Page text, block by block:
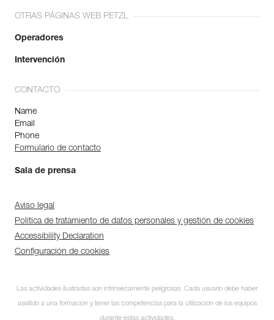
OTRAS PÁGINAS WEB PETZL
Operadores
Intervención
CONTACTO
Name
Email
Phone
Formulario de contacto
Sala de prensa
Aviso legal
Política de tratamiento de datos personales y gestión de cookies
Accessibility Declaration
Configuración de cookies
Las actividades ilustradas son intrínsecamente peligrosas. Cada usuario debe haber
asistido a una formación y tener las competencias para la utilización de los equipos
durante estas actividades.